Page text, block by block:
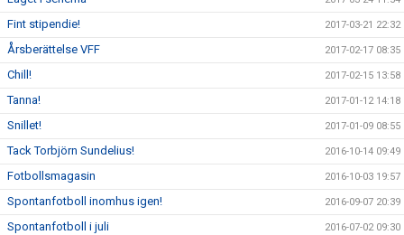
Fint stipendie! 2017-03-21 22:32
Årsberättelse VFF 2017-02-17 08:35
Chill! 2017-02-15 13:58
Tanna! 2017-01-12 14:18
Snillet! 2017-01-09 08:55
Tack Torbjörn Sundelius! 2016-10-14 09:49
Fotbollsmagasin 2016-10-03 19:57
Spontanfotboll inomhus igen! 2016-09-07 20:39
Spontanfotboll i juli 2016-07-02 09:30